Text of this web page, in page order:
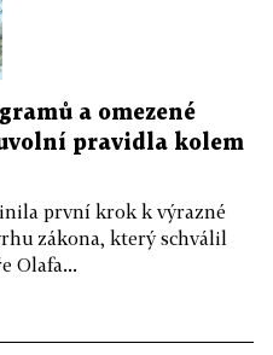
a omezené
pravidla kolem
první krok k výrazné
zákona, který schválil
Olafa...